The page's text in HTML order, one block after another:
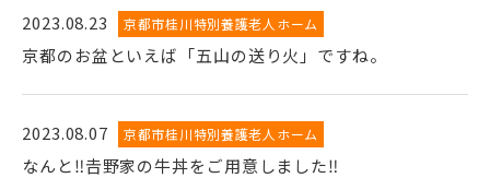
2023.08.23 京都市桂川特別養護老人ホーム
京都のお盆といえば「五山の送り火」ですね。
2023.08.07 京都市桂川特別養護老人ホーム
なんと‼𠮷野家の牛丼をご用意しました‼